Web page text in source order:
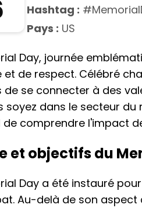
Hashtag :
Pays : US
Day, journée
et de respect. Célébré
de se connecter à des
soyez dans le secteur
de comprendre l'impact
et objectifs du
Day a été instauré
Au-delà de son